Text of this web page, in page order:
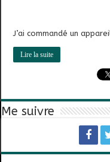
J’ai commandé un
Lire la suite
Me suivre